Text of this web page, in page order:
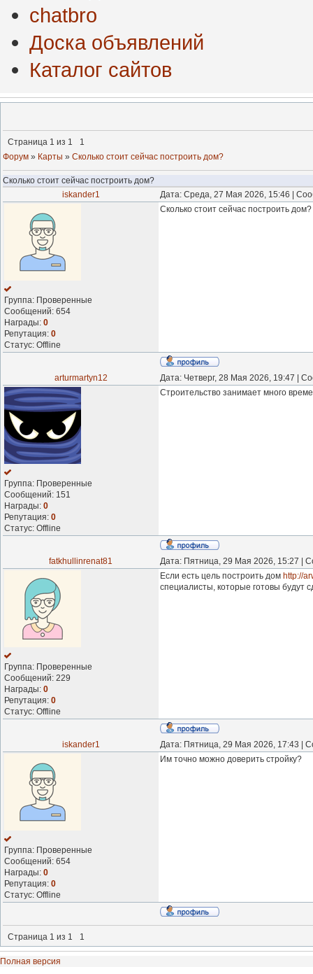
chatbro
Доска объявлений
Каталог сайтов
Страница 1 из 1
1
Форум » Карты » Сколько стоит сейчас построить дом?
Сколько стоит сейчас построить дом?
iskander1
Дата: Среда, 27 Мая 2026, 15:46 |
Группа: Проверенные
Сообщений: 654
Награды: 0
Репутация: 0
Статус: Offline
Сколько стоит сейчас построить
arturmartyn12 Дата: Четверг, 28 Мая 2026, 19:47 |
Группа: Проверенные
Сообщений: 151
Награды: 0
Репутация: 0
Статус: Offline
Строительство занимает много
fatkhullinrenat81 Дата: Пятница, 29 Мая 2026, 15:27 |
Группа: Проверенные
Сообщений: 229
Награды: 0
Репутация: 0
Статус: Offline
Если есть цель построить дом http://
специалисты, которые готовы будут
iskander1 Дата: Пятница, 29 Мая 2026, 17:43 |
Группа: Проверенные
Сообщений: 654
Награды: 0
Репутация: 0
Статус: Offline
Им точно можно доверить стройку?
Страница 1 из 1 1
Полная версия